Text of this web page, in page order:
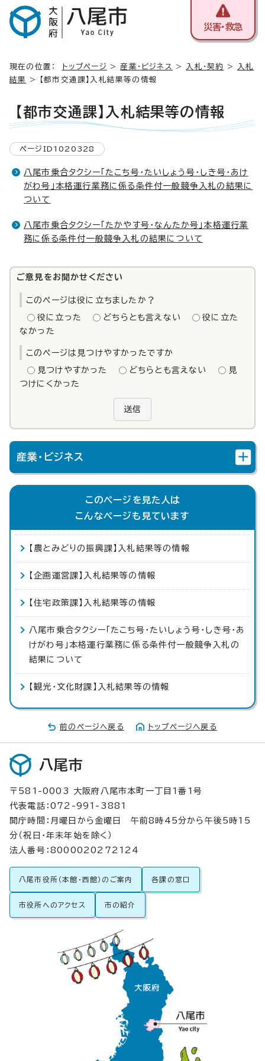
災害・救急
現在の位置： トップページ > 産業・ビジネス > 入札・契約 >
入札
結果
> 【都市交通課】入札結果等の情報
【都市交通課】入札結果等の情報
ページID1020328
八尾市乗合タクシー「たこち号・たいしょう号・しき号・あけ
がわ号」本格運行業務に係る条件付一般競争入札の結果に
ついて
八尾市乗合タクシー「たかやす号・なんたか号」本格運行業
務に係る条件付一般競争入札の結果について
ご意見をお聞かせください
このページは役に立ちましたか？
役に立った どちらとも言えない
役に立た
なかった
このページは見つけやすかったですか
見つけやすかった どちらとも言えない
見
つけにくかった
送信
産業・ビジネス
このページを見た人は
こんなページも見ています
【農とみどりの振興課】入札結果等の情報
【企画運営課】入札結果等の情報
【住宅政策課】入札結果等の情報
八尾市乗合タクシー「たこち号・たいしょう号・しき号・あ
けがわ号」本格運行業務に係る条件付一般競争入札の
結果について
【観光・文化財課】入札結果等の情報
前のページへ戻る トップページへ戻る
八尾市
〒581-0003 大阪府八尾市本町一丁目1番1号
代表電話：072-991-3881
開庁時間：月曜日から金曜日 午前8時45分から午後5時15
分（祝日・年末年始を除く）
法人番号：8000020272124
八尾市役所（本館・西館）のご案内 各課の窓口
市役所へのアクセス 市の紹介